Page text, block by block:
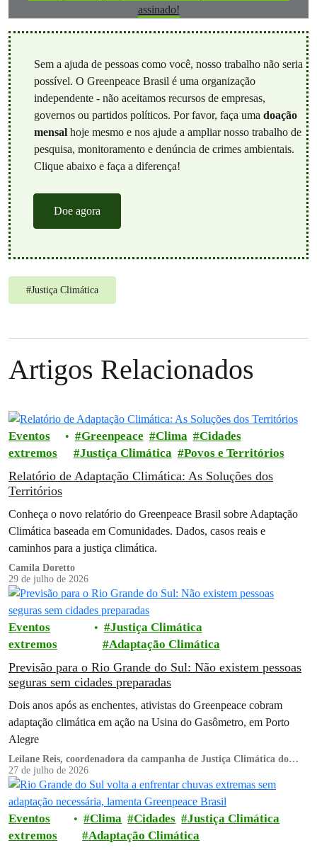
assinado!
Sem a ajuda de pessoas como você, nosso trabalho não seria
possível. O Greenpeace Brasil é uma organização
independente - não aceitamos recursos de empresas,
governos ou partidos políticos. Por favor, faça uma doação
mensalhoje mesmo e nos ajude a ampliar nosso trabalho de
pesquisa, monitoramento e denúncia de crimes ambientais.
Clique abaixo e faça a diferença!
Doe agora
#Justiça Climática
Artigos Relacionados
Eventos
extremos
Greenpeace Clima
Cidades
Justiça Climática
Povos e Territórios
Relatório de Adaptação Climática: As Soluções dos
Territórios
Conheça o novo relatório do Greenpeace Brasil sobre Adaptação
Climática baseada em Comunidades. Dados, casos reais e
caminhos para a justiça climática.
Camila Doretto
29 de julho de 2026
Eventos
extremos
Justiça Climática
Adaptação Climática
Previsão para o Rio Grande do Sul: Não existem pessoas
seguras sem cidades preparadas
Dois anos após as enchentes, ativistas do Greenpeace cobram
adaptação climática em ação na Usina do Gasômetro, em Porto
Alegre
Leilane Reis, coordenadora da campanha de Justiça Climática do
Greenpeace Brasil
27 de julho de 2026
Eventos
extremos
Clima Cidades
Justiça Climática
Adaptação Climática